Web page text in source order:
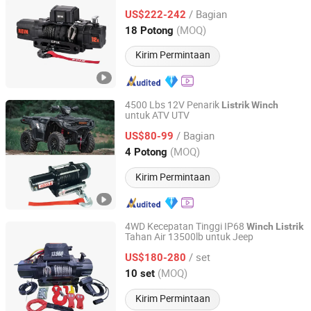
Kendaraan
US$222-242 / Bagian
18 Potong (MOQ)
Kirim Permintaan
Zhejiang, China Harga mulai 2020
4500 Lbs 12V Penarik ListrikWinch
untuk ATV UTV
US$80-99 / Bagian
4 Potong (MOQ)
Kirim Permintaan
Zhejiang Hongbin Industry and Trade Co., Ltd.
Zhejiang, China Harga mulai 2023
4WD Kecepatan Tinggi IP68 Winch Listrik
Tahan Air 13500lb untuk Jeep
US$180-280 / set
10 set (MOQ)
Kirim Permintaan
TIANSHUN MACHINERY CO., LTD
Zhejiang, China Harga mulai 2022